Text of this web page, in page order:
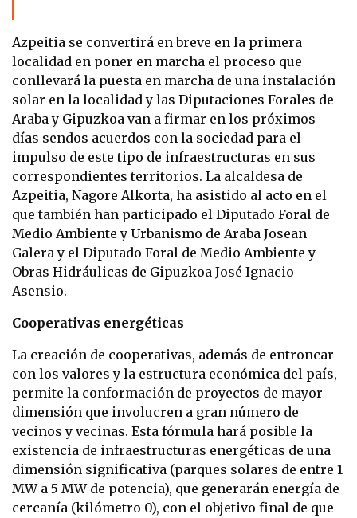
Azpeitia se convertirá en breve en la primera
localidad en poner en marcha el proceso que
conllevará la puesta en marcha de una instalación
solar en la localidad y las Diputaciones Forales de
Araba y Gipuzkoa van a firmar en los próximos
días sendos acuerdos con la sociedad para el
impulso de este tipo de infraestructuras en sus
correspondientes territorios. La alcaldesa de
Azpeitia, Nagore Alkorta, ha asistido al acto en el
que también han participado el Diputado Foral de
Medio Ambiente y Urbanismo de Araba Josean
Galera y el Diputado Foral de Medio Ambiente y
Obras Hidráulicas de Gipuzkoa José Ignacio
Asensio.
Cooperativas energéticas
La creación de cooperativas, además de entroncar
con los valores y la estructura económica del país,
permite la conformación de proyectos de mayor
dimensión que involucren a gran número de
vecinos y vecinas. Esta fórmula hará posible la
existencia de infraestructuras energéticas de una
dimensión significativa (parques solares de entre 1
MW a 5 MW de potencia), que generarán energía de
cercanía (kilómetro 0), con el objetivo final de que